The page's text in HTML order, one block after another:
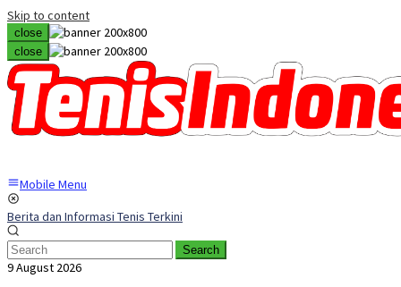
Skip to content
close
close
Mobile Menu
Berita dan Informasi Tenis Terkini
Search
9 August 2026